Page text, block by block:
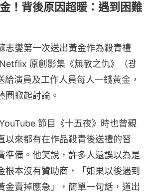
！背後原因超暖：遇到困難
志燮第一次送出黃金作為殺青禮
原創影集《無赦之仇》（광
給演員及工作人員每人一錢黃金，
圈掀起討論。
節目《十五夜》時也曾親
以來都有在作品殺青後送禮的習
準備。他笑說，許多人還誤以為是
根本沒有贊助商，「如果以後遇到
金賣掉應急」，簡單一句話，道出